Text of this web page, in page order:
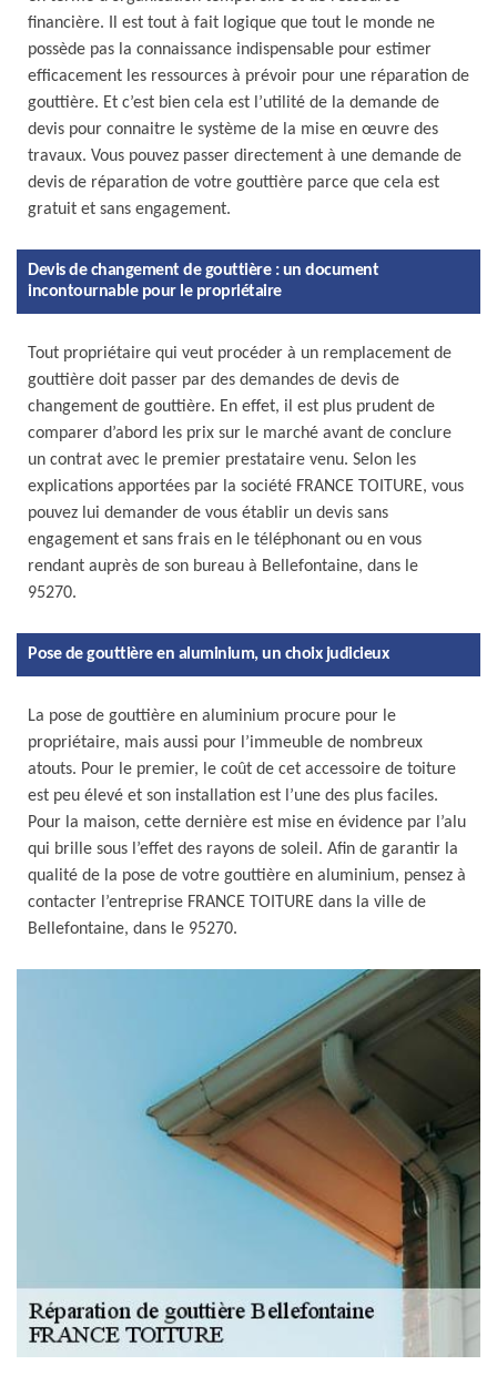
financière. Il est tout à fait logique que tout le monde ne
possède pas la connaissance indispensable pour estimer
efficacement les ressources à prévoir pour une réparation de
gouttière. Et c’est bien cela est l’utilité de la demande de
devis pour connaitre le système de la mise en œuvre des
travaux. Vous pouvez passer directement à une demande de
devis de réparation de votre gouttière parce que cela est
gratuit et sans engagement.
Devis de changement de gouttière : un document
incontournable pour le propriétaire
Tout propriétaire qui veut procéder à un remplacement de
gouttière doit passer par des demandes de devis de
changement de gouttière. En effet, il est plus prudent de
comparer d’abord les prix sur le marché avant de conclure
un contrat avec le premier prestataire venu. Selon les
explications apportées par la société FRANCE TOITURE, vous
pouvez lui demander de vous établir un devis sans
engagement et sans frais en le téléphonant ou en vous
rendant auprès de son bureau à Bellefontaine, dans le
95270.
Pose de gouttière en aluminium, un choix judicieux
La pose de gouttière en aluminium procure pour le
propriétaire, mais aussi pour l’immeuble de nombreux
atouts. Pour le premier, le coût de cet accessoire de toiture
est peu élevé et son installation est l’une des plus faciles.
Pour la maison, cette dernière est mise en évidence par l’alu
qui brille sous l’effet des rayons de soleil. Afin de garantir la
qualité de la pose de votre gouttière en aluminium, pensez à
contacter l’entreprise FRANCE TOITURE dans la ville de
Bellefontaine, dans le 95270.